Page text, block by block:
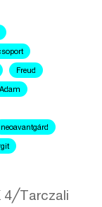
Freud
neoavantgárd
4╱Tarczali